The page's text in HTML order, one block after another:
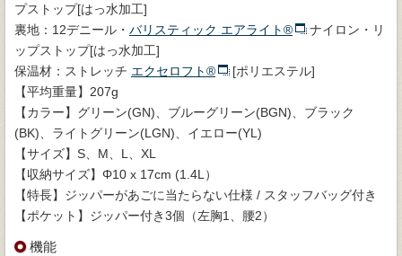
プストップ[はっ水加工]
裏地：12デニール・ バリスティック エアライト®
ナイロン・リ
ップストップ[はっ水加工]
保温材：ストレッチ エクセロフト®
[ポリエステル]
【平均重量】207g
【カラー】グリーン(GN)、ブルーグリーン(BGN)、ブラック
(BK)、ライトグリーン(LGN)、イエロー(YL)
【サイズ】S、M、L、XL
【収納サイズ】Φ10 x 17cm (1.4L）
【特長】ジッパーがあごに当たらない仕様 / スタッフバッグ付き
【ポケット】ジッパー付き3個（左胸1、腰2）
機能